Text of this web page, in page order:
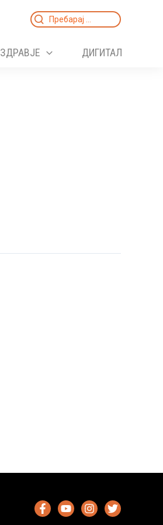
Search
ЗДРАВЈЕ ДИГИТАЛ